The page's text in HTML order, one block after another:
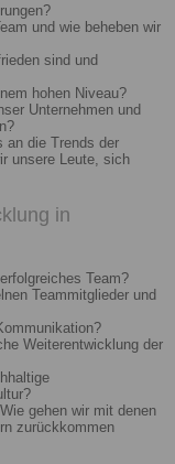
und wie beheben wir
sind und
hohen Niveau?
Unternehmen und
an die Trends der
unsere Leute, sich
in
Team?
Teammitglieder und
Weiterentwicklung der
gehen wir mit denen
zurückkommen